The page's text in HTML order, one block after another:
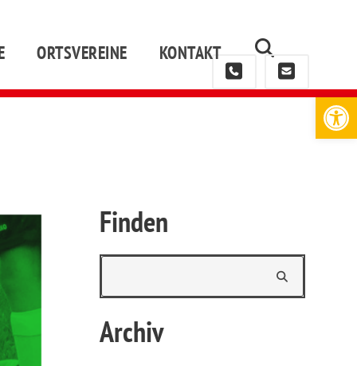
ORTSVEREINE KONTAKT
Finden
Archiv
Werkzeugleiste öffnen